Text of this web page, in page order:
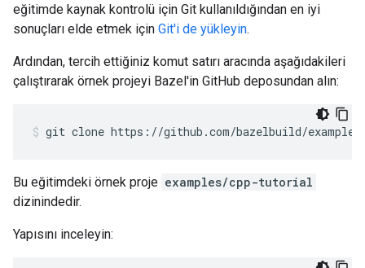
eğitimde kaynak kontrolü için Git kullanıldığından en iyi
sonuçları elde etmek için Git'i de yükleyin.
Ardından, tercih ettiğiniz komut satırı aracında aşağıdakileri
çalıştırarak örnek projeyi Bazel'in GitHub deposundan alın:
git clone https://github.com/bazelbuild/examples
Bu eğitimdeki örnek proje examples/cpp-tutorial
dizinindedir.
Yapısını inceleyin: